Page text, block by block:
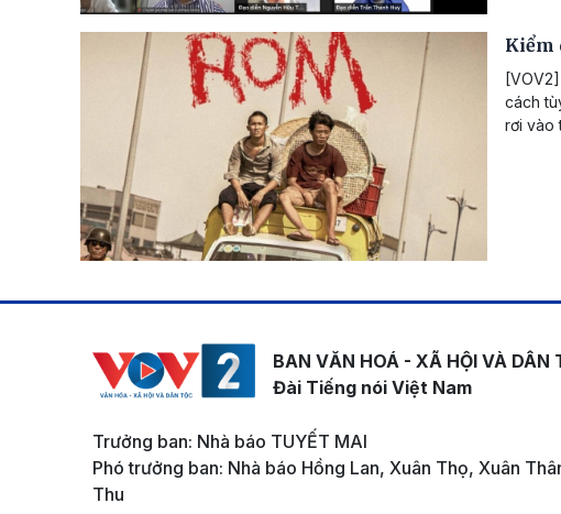
Kiểm
cách
rơi vào
BAN VĂN HOÁ - XÃ HỘI VÀ DÂN
Đài Tiếng nói Việt Nam
Trưởng ban: Nhà báo TUYẾT MAI
Phó trưởng ban: Nhà báo Hồng Lan, Xuân Thọ, Xuân
Thu